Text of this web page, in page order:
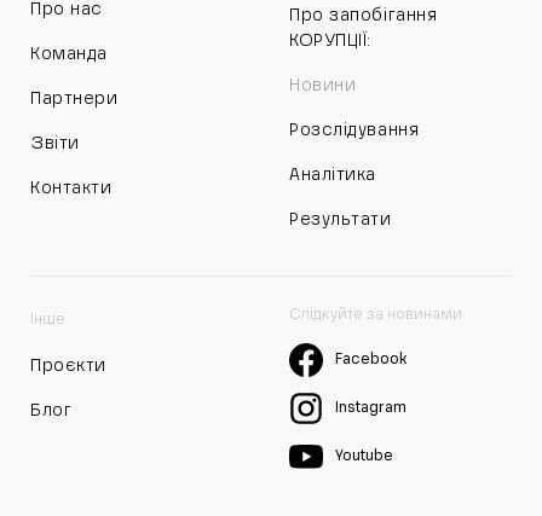
Про нас
Команда
Партнери
Звіти
Контакти
Про запобігання
КОРУПЦІЇ:
Новини
Розслідування
Аналітика
Результати
Інше
Проєкти
Блог
Слідкуйте за новинами
Facebook
Instagram
Youtube